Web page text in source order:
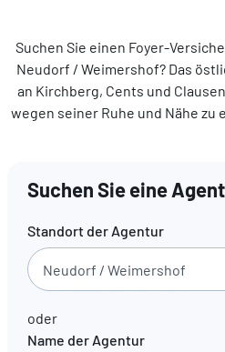
Auf unserer
Suchen Sie einen Foyer-
Neudorf / Weimershof? Das
an Kirchberg, Cents und
wegen seiner Ruhe und Nähe
Suchen Sie eine
Standort der Agentur
oder
Name der Agentur